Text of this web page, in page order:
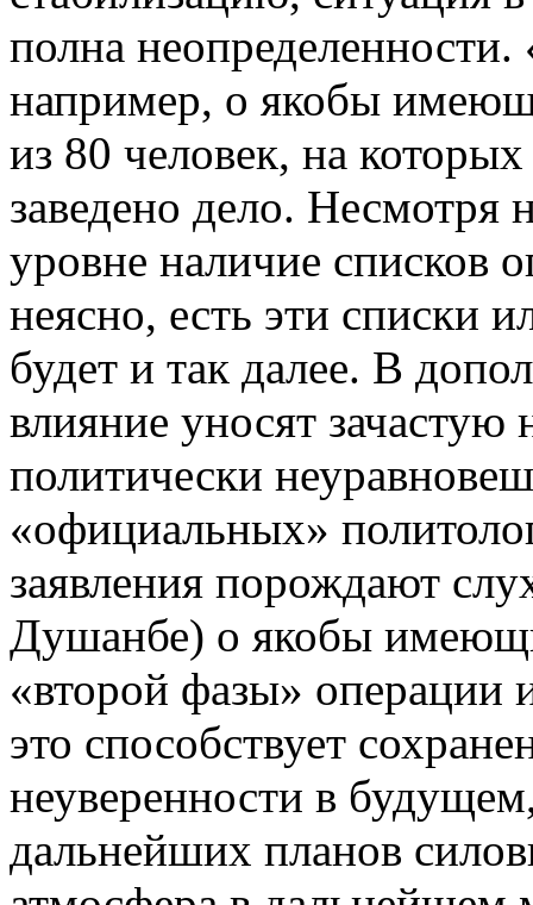
полна
например, о якобы
из 80 человек, на
заведено дело. Несмотря
уровне наличие списков
неясно, есть эти списки
будет и так далее. В
влияние уносят
политически
«официальных»
заявления порождают
Душанбе) о якобы
«второй фазы» операции
это способствует
неуверенности в
дальнейших планов